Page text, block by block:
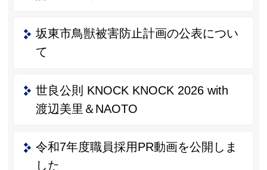
坂東市鳥獣被害防止計画の公表につい
て
世良公則 KNOCK KNOCK 2026 with
渡辺美里＆NAOTO
令和7年度職員採用PR動画を公開しま
した